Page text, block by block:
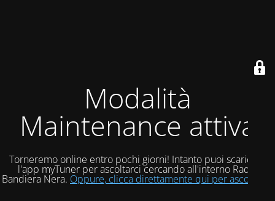
Modalità
Maintenance attiva
Torneremo online entro pochi giorni! Intanto puoi scaricare
l'app myTuner per ascoltarci cercando all'interno Radio
Bandiera Nera. Oppure, clicca direttamente qui per ascoltarci!